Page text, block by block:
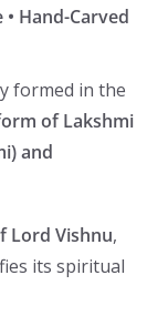
• Hand-Carved
formed in the
of Lakshmi
and
Lord Vishnu,
its spiritual